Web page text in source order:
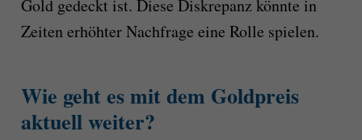
Gold gedeckt ist. Diese Diskrepanz könnte in
Zeiten erhöhter Nachfrage eine Rolle spielen.
Wie geht es mit dem Goldpreis
aktuell weiter?